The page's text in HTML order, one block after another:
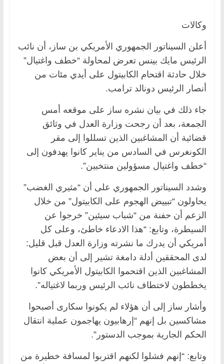
وكالات
أعلن السيناتور الجمهوري الأمريكي بن ساز، أن نائب
الرئيس مايك بينس تعرض لمحاولة “خطف واغتيال”
خلال حادثة اقتحام الكابيتول على أيدي مئات من
أنصار الرئيس دونالد ترامب.
جاء ذلك في بيان نشره ساز على موقعه أمس
الجمعة، بعد أن رجحت وزارة العدل في وثائق
قضائية أن المشاغبين الذين تسللوا إلى مقر
الكونغرس في السادس من يناير كانوا يهدفون إلى
“خطف واغتيال مسؤولين منتخبين”.
وشدد السيناتور الجمهوري على أن “مثيري الغضب”
يحاولون “تبييض الهجوم على الكابيتول” من خلال
الزعم أن حفنة من “شباب سيئين” خرجوا عن
السيطرة، وتابع: “هذا الادعاء خاطئ، وعلى كل
أمريكي أن يدرك ما نشرته وزارة العدل قبل قليل:
لدى المحققين أدلة دامغة تشير إلى أن بعض
المشاغبين الذين اقتحموا الكابيتول الأمريكي كانوا
يخططون لاختطاف نائب الرئيس وربما لاغتياله”.
وأشار ساز إلى أن هؤلاء لم يكونوا سكارى أصبحوا
مشاكسين بل إنهم “إرهابيون يهاجمون عملية انتقال
الحكم الجارية بموجب الدستور”.
وتابع: “إنهم فشلوا لكنهم اقتربوا لمسافة خطيرة من